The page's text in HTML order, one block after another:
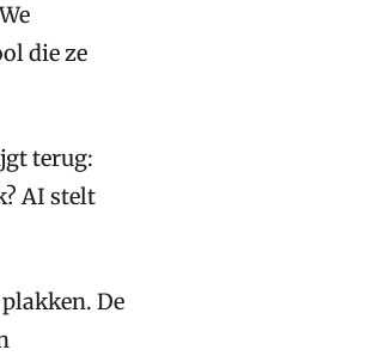
die ze
terug:
AI stelt
De